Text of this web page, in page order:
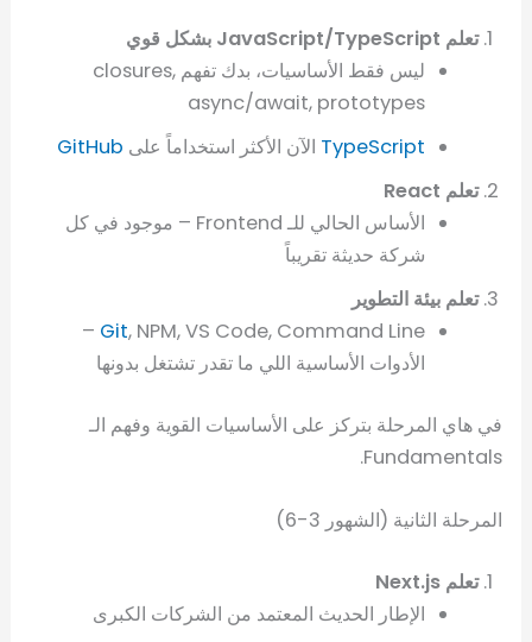
تعلم JavaScript/TypeScript بشكل قوي
ليس فقط الأساسيات، بدك تفهم closures,
async/await, prototypes
TypeScript الآن الأكثر استخداماً على GitHub
تعلم React
الأساس الحالي للـ Frontend – موجود في كل
شركة حديثة تقريباً
تعلم بيئة التطوير
Git
, NPM, VS Code, Command Line –
الأدوات الأساسية اللي ما تقدر تشتغل بدونها
في هاي المرحلة بتركز على الأساسيات القوية وفهم الـ
Fundamentals.
المرحلة الثانية (الشهور 3-6)
تعلم Next.js
الإطار الحديث المعتمد من الشركات الكبرى